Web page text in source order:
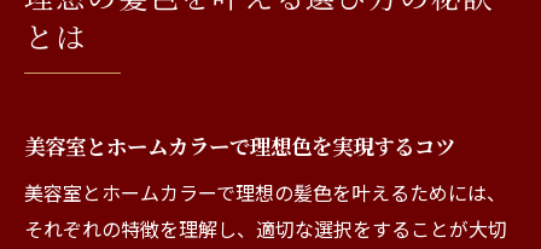
とは
美容室とホームカラーで理想色を実現するコツ
美容室とホームカラーで理想の髪色を叶えるためには、
それぞれの特徴を理解し、適切な選択をすることが大切